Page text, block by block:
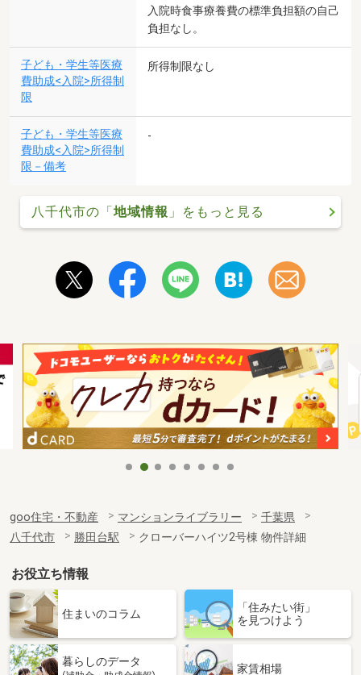
入院時食事療養費の標準負担額の自己
負担なし。
子ども・学生等医療
費助成<入院>所得制
限
所得制限なし
子ども・学生等医療
費助成<入院>所得制
限－備考
-
八千代市の「 地域情報 」をもっと見る
goo住宅・不動産 マンションライブラリー
千葉県
八千代市
勝田台駅 クローバーハイツ2号棟 物件詳細
お役立ち情報
住まいのコラム
「住みたい街」
を見つけよう
暮らしのデータ
家賃相場